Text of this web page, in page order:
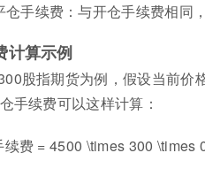
仓手续费：与开仓手续费相同
计算示例
股指期货为例，假设当前价
手续费可以这样计算：
续费 = 4500 \times 300 \times